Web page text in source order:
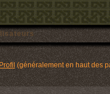
Profil(généralement en haut des